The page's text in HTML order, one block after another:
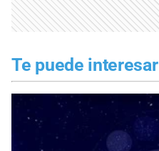
Te puede interesar